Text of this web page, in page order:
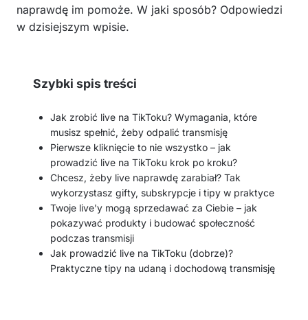
naprawdę im pomoże. W jaki sposób? Odpowiedzi
w dzisiejszym wpisie.
Szybki spis treści
Jak zrobić live na TikToku? Wymagania, które
musisz spełnić, żeby odpalić transmisję
Pierwsze kliknięcie to nie wszystko – jak
prowadzić live na TikToku krok po kroku?
Chcesz, żeby live naprawdę zarabiał? Tak
wykorzystasz gifty, subskrypcje i tipy w praktyce
Twoje live'y mogą sprzedawać za Ciebie – jak
pokazywać produkty i budować społeczność
podczas transmisji
Jak prowadzić live na TikToku (dobrze)?
Praktyczne tipy na udaną i dochodową transmisję